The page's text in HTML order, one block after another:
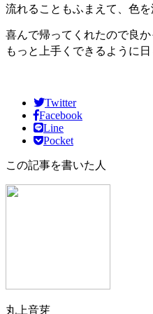
流れることもふまえて、色
喜んで帰ってくれたので良か
もっと上手くできるように
Twitter
Facebook
Line
Pocket
この記事を書いた人
丸上音芽